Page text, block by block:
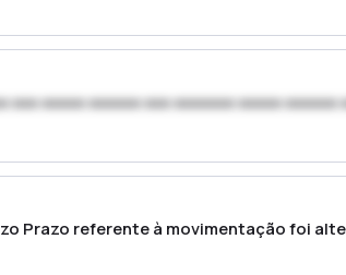
xxx xxxxx xxxxxx xxx xxxxxxx xxxxx xxxxxx
Prazo referente à movimentação foi